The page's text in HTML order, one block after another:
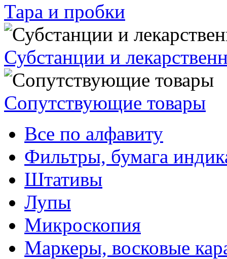
Тара и пробки
Субстанции и
Сопутствующие товары
Все по алфавиту
Фильтры, бумага
Штативы
Лупы
Микроскопия
Маркеры, восковые